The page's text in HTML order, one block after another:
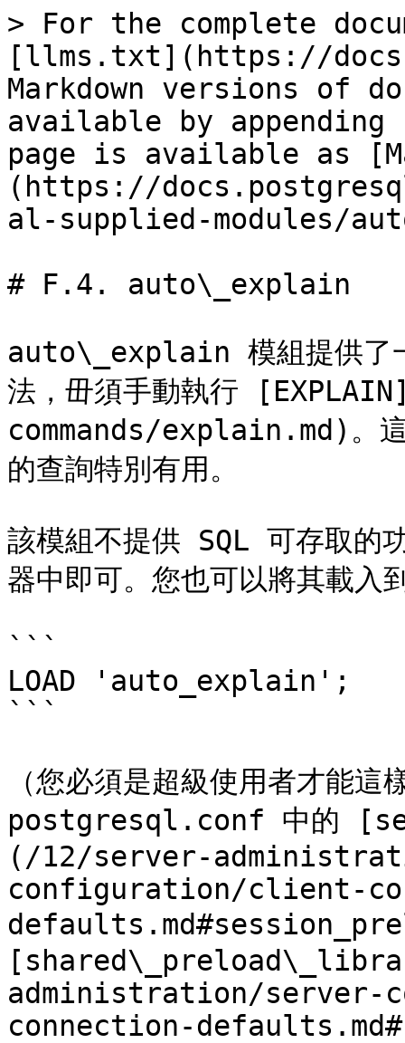
> For the complete
[llms.txt](https://
Markdown versions of
available by
page is available as
(https://
al-supplied-modules/
# F.4. auto\_explain
auto\_explain 模組提供了一
法，毌須手動執行
commands/explain.md)。這
的查詢特別有用。
該模組不提供 SQL 可存取的
器中即可。您也可以將其載入
```
LOAD 'auto_explain';
```
（您必須是超級使用者才能
postgresql.conf 中的
(/12/server-
configuration/client-
administration/
connection-